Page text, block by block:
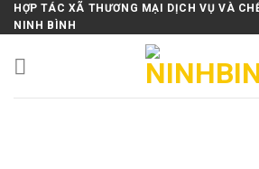
Skip
to
content
HỢP TÁC XÃ THƯƠNG MẠI DỊCH VỤ VÀ
NINH BÌNH